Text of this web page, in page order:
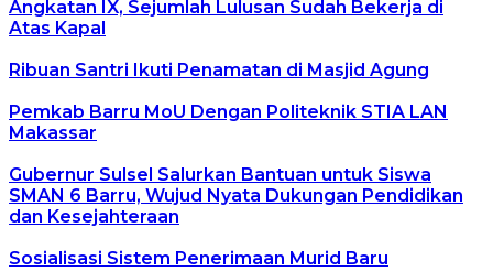
Angkatan IX, Sejumlah Lulusan Sudah Bekerja di
Atas Kapal
Ribuan Santri Ikuti Penamatan di Masjid Agung
Pemkab Barru MoU Dengan Politeknik STIA LAN
Makassar
Gubernur Sulsel Salurkan Bantuan untuk Siswa
SMAN 6 Barru, Wujud Nyata Dukungan Pendidikan
dan Kesejahteraan
Sosialisasi Sistem Penerimaan Murid Baru